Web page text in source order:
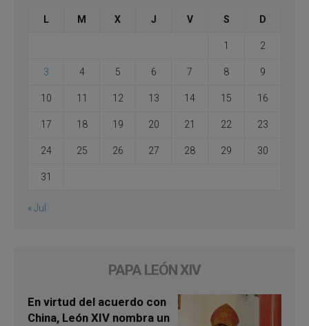
L M X J V S D
1 2
3 4 5 6 7 8 9
10 11 12 13 14 15 16
17 18 19 20 21 22 23
24 25 26 27 28 29 30
31
« Jul
PAPA LEÓN XIV
En virtud del acuerdo con
China, León XIV nombra un